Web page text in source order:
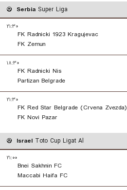
Serbia Super Liga
۲۱:۳۰
FK Radnicki 1923 Kragujevac
FK Zemun
۱۸:۳۰
FK Radnicki Nis
Partizan Belgrade
۲۱:۳۰
FK Red Star Belgrade (Crvena Zvezda)
FK Novi Pazar
Israel Toto Cup Ligat Al
۲۱:۰۰
Bnei Sakhnin FC
Maccabi Haifa FC